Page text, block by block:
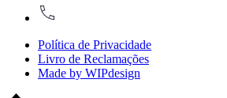
Política de Privacidade
Livro de Reclamações
Made by WIPdesign